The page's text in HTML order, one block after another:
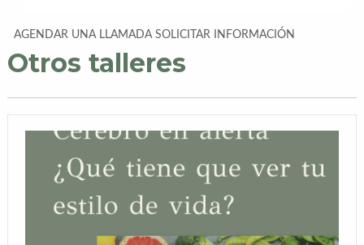
AGENDAR UNA LLAMADA SOLICITAR INFORMACIÓN
Otros talleres